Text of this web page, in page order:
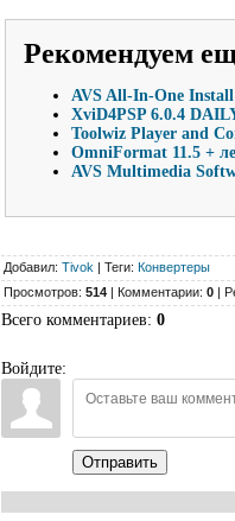
Рекомендуем
AVS All-In-One Install
XviD4PSP 6.0.4
Toolwiz Player and
OmniFormat 11.5 +
AVS Multimedia
Добавил: Tivok | Теги: Конвертеры
Просмотров: 514 | Комментарии: 0 |
Всего комментариев: 0
Войдите:
Отправить